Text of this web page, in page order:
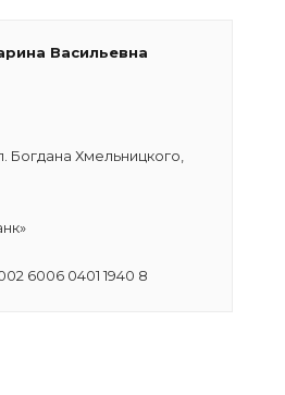
Васильевна
Богдана Хмельницкого,
6006 0401 1940 8